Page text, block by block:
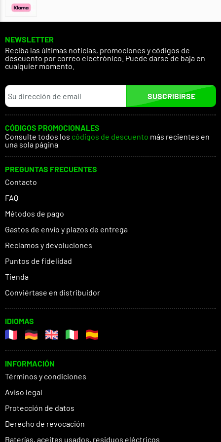
NEWSLETTER
Reciba las últimas noticias, promociones y códigos de
descuento por correo electrónico. Puede darse de baja en
cualquier momento.
SUSCRIBIRSE
CÓDIGOS PROMOCIONALES
Consulte todos los códigos de descuento más recientes en
una sola página
PREGUNTAS FRECUENTES
Contacto
FAQ
Métodos de pago
Gastos de envío y plazos de entrega
Reclamos y devoluciones
Puntos de fidelidad
Tienda
Conviértase en distribuidor
IDIOMAS
INFORMACIÓN
Términos y condiciones
Aviso legal
Protección de datos
Derecho de revocación
Baterías, aceites usados, residuos eléctricos